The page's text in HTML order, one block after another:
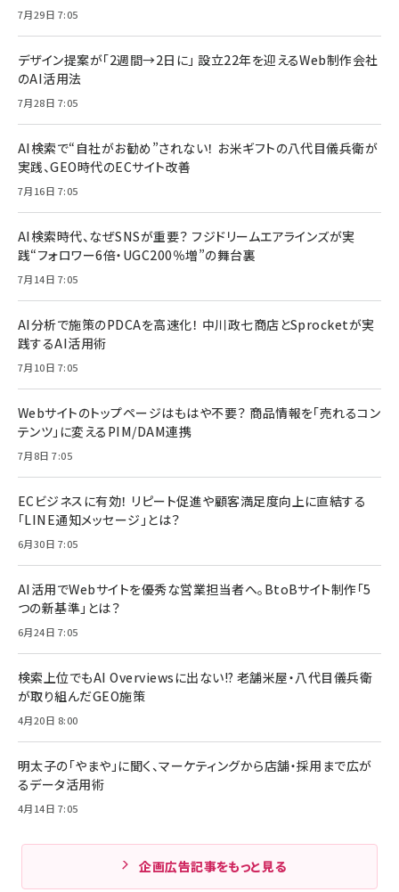
7月29日 7:05
デザイン提案が「2週間→2日に」 設立22年を迎えるWeb制作会社
のAI活用法
7月28日 7:05
AI検索で“自社がお勧め”されない！ お米ギフトの八代目儀兵衛が
実践、GEO時代のECサイト改善
7月16日 7:05
AI検索時代、なぜSNSが重要？ フジドリームエアラインズが実
践“フォロワー6倍・UGC200％増”の舞台裏
7月14日 7:05
AI分析で施策のPDCAを高速化！ 中川政七商店とSprocketが実
践するAI活用術
7月10日 7:05
Webサイトのトップページはもはや不要？ 商品情報を「売れるコン
テンツ」に変えるPIM/DAM連携
7月8日 7:05
ECビジネスに有効！ リピート促進や顧客満足度向上に直結する
「LINE通知メッセージ」とは？
6月30日 7:05
AI活用でWebサイトを優秀な営業担当者へ。BtoBサイト制作「5
つの新基準」とは？
6月24日 7:05
検索上位でもAI Overviewsに出ない!? 老舗米屋・八代目儀兵衛
が取り組んだGEO施策
4月20日 8:00
明太子の「やまや」に聞く、マーケティングから店舗・採用まで広が
るデータ活用術
4月14日 7:05
企画広告記事をもっと見る